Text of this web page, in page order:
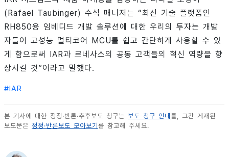
(Rafael Taubinger) 수석 매니저는 “최신 기술 플랫폼인
RH850용 임베디드 개발 솔루션에 대한 우리의 투자는 개발
자들이 고성능 멀티코어 MCU를 쉽고 간단하게 사용할 수 있
게 함으로써 IAR과 르네사스의 공동 고객들의 혁신 역량을 향
상시킬 것”이라고 말했다.
#IAR
본 기사에 대한 정정·반론·추후보도 청구는 보도 청구 안내 를, 그간 게재된
보도문은 정정·반론보도 모아보기 를 참고해 주세요.